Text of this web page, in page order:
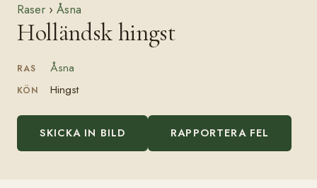
Raser › Åsna
Holländsk hingst
RAS Åsna
KÖN Hingst
SKICKA IN BILD RAPPORTERA FEL